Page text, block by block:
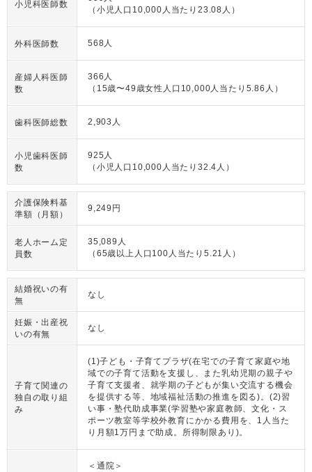
小児科医師数
（小児人口10,000人当たり23.08人）
外科医師数 568人
産婦人科医師
数
366人
（15歳〜49歳女性人口10,000人当たり5.86人）
歯科医師総数 2,903人
小児歯科医師
数
925人
（小児人口10,000人当たり32.4人）
介護保険料基
準額（月額）
9,249円
老人ホーム定
員数
35,089人
（65歳以上人口100人当たり5.21人）
結婚祝いの有
無
なし
妊娠・出産祝
いの有無
なし
子育て関連の
独自の取り組
み
(1)子ども・子育てプラザ(在宅での子育て家庭や地
域での子育て活動を支援し、また乳幼児期の親子や
子育て支援者、就学期の子どもが集い交流する機会
を提供する等、地域福祉活動の推進を図る)。(2)習
い事・塾代助成事業(学習塾や家庭教師、文化・ス
ポーツ教室等学校外教育にかかる費用を、1人当た
り月額1万円まで助成。所得制限あり)。
＜通院＞